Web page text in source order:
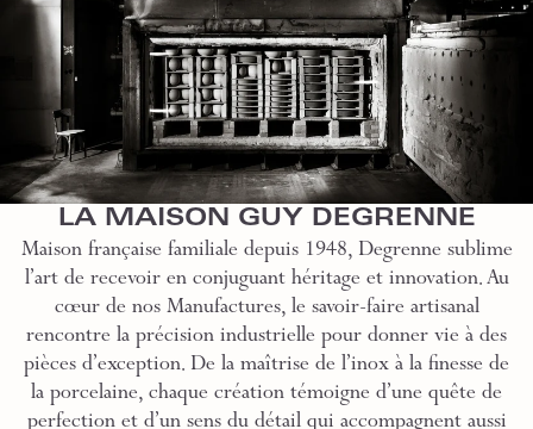
LA MAISON GUY DEGRENNE
Maison française familiale depuis 1948, Degrenne sublime
l’art de recevoir en conjuguant héritage et innovation. Au
cœur de nos Manufactures, le savoir-faire artisanal
rencontre la précision industrielle pour donner vie à des
pièces d’exception. De la maîtrise de l’inox à la finesse de
la porcelaine, chaque création témoigne d’une quête de
perfection et d’un sens du détail qui accompagnent aussi